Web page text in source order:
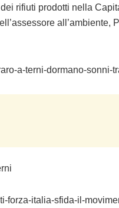
rifiuti prodotti nella
all’ambiente,
a-terni-dormano-sonni-
forza-italia-sfida-il-